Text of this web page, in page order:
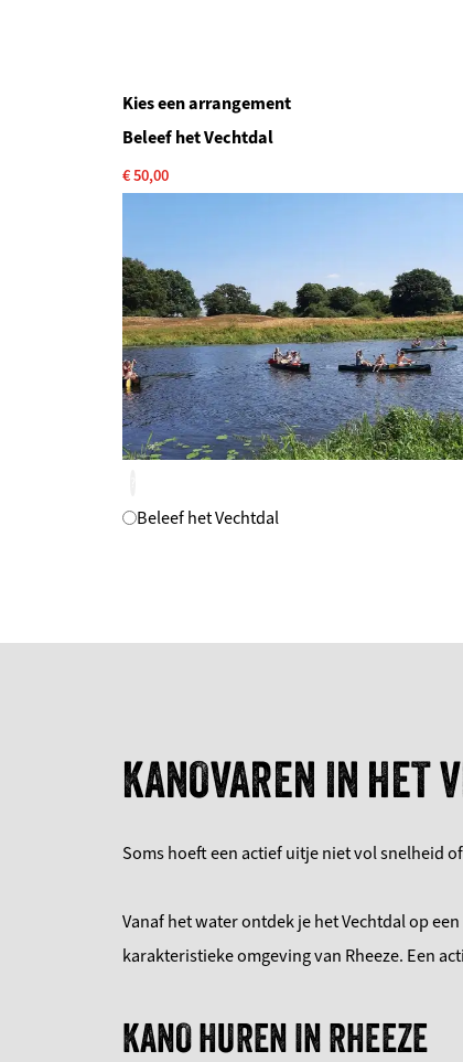
Kies een arrangement
Beleef het Vechtdal
€ 50,00
Beleef het Vechtdal
KANOVAREN IN HET
Soms hoeft een actief uitje niet vol snelheid
Vanaf het water ontdek je het Vechtdal op
karakteristieke omgeving van Rheeze. Een
KANO HUREN IN RHEEZE